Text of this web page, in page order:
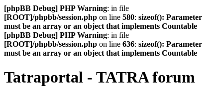
[phpBB Debug] PHP Warning: in file
[ROOT]/phpbb/session.php on line 580: sizeof(): Parameter
must be an array or an object that implements Countable
[phpBB Debug] PHP Warning: in file
[ROOT]/phpbb/session.php on line 636: sizeof(): Parameter
must be an array or an object that implements Countable
Tatraportal - TATRA forum